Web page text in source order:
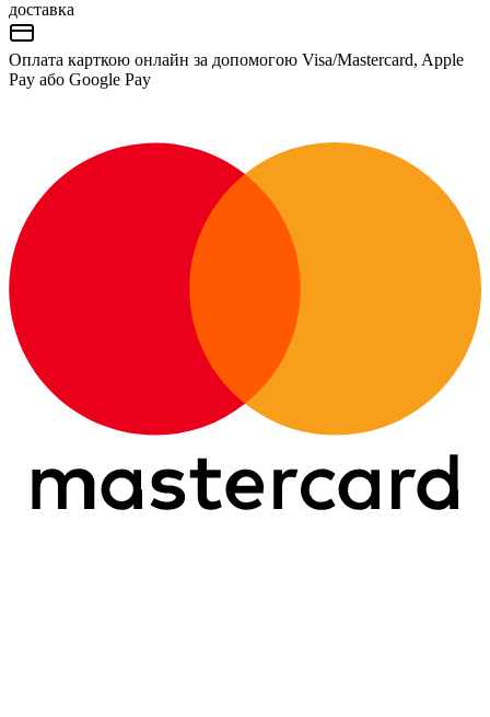
доставка
Оплата карткою онлайн за допомогою Visa/Mastercard, Apple
Pay або Google Pay